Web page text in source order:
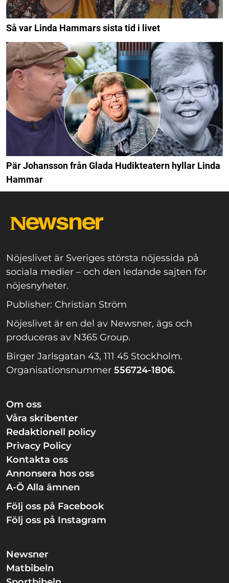
Så var Linda Hammars sista tid i livet
Pär Johansson från Glada Hudikteatern hyllar Linda
Hammar
Nöjeslivet är Sveriges största nöjessida på
sociala medier – och den ledande sajten för
nöjesnyheter.
Publisher: Christian Ström
Nöjeslivet är en del av Newsner, ägs och
produceras av N365 Group.
Birger Jarlsgatan 43, 111 45 Stockholm.
Organisationsnummer 556724-1806.
Om oss
Våra skribenter
Redaktionell policy
Privacy Policy
Kontakta oss
Annonsera hos oss
A-Ö Alla ämnen
Följ oss på Facebook
Följ oss på Instagram
Newsner
Matbibeln